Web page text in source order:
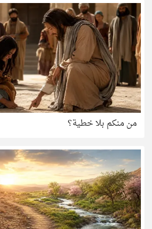
من منكم بلا خطية؟